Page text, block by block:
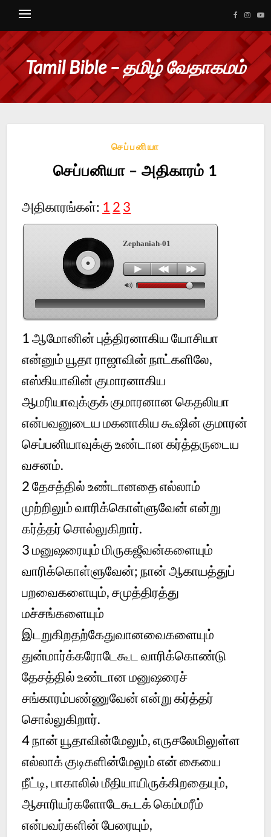
Tamil Bible – தமிழ் வேதாகமம்
செப்பனியா
செப்பனியா – அதிகாரம் 1
அதிகாரங்கள்: 1 2 3
Zephaniah-01
1ஆமோனின் புத்திரனாகிய யோசியா
என்னும் யூதா ராஜாவின் நாட்களிலே,
எஸ்கியாவின் குமாரனாகிய
ஆமரியாவுக்குக் குமாரனான கெதலியா
என்பவனுடைய மகனாகிய கூஷின் குமாரன்
செப்பனியாவுக்கு உண்டான கர்த்தருடைய
வசனம்.
2தேசத்தில் உண்டானதை எல்லாம்
முற்றிலும் வாரிக்கொள்ளுவேன் என்று
கர்த்தர் சொல்லுகிறார்.
3மனுஷரையும் மிருகஜீவன்களையும்
வாரிக்கொள்ளுவேன்; நான் ஆகாயத்துப்
பறவைகளையும், சமுத்திரத்து
மச்சங்களையும்
இடறுகிறதற்கேதுவானவைகளையும்
துன்மார்க்கரோடேகூட வாரிக்கொண்டு
தேசத்தில் உண்டான மனுஷரைச்
சங்காரம்பண்ணுவேன் என்று கர்த்தர்
சொல்லுகிறார்.
4நான் யூதாவின்மேலும், எருசலேமிலுள்ள
எல்லாக் குடிகளின்மேலும் என் கையை
நீட்டி, பாகாலில் மீதியாயிருக்கிறதையும்,
ஆசாரியர்களோடேகூடக் கெம்மரீம்
என்பவர்களின் பேரையும்,